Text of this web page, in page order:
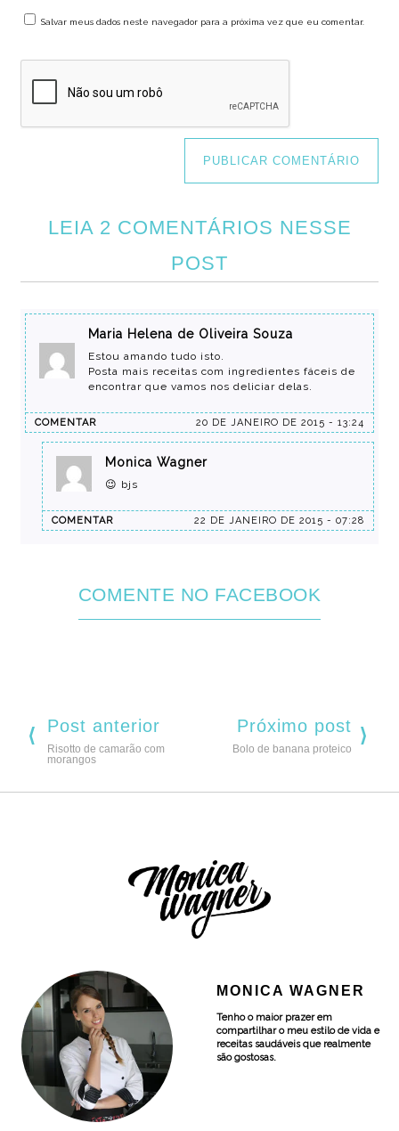
Salvar meus dados neste navegador para a próxima vez que eu comentar.
LEIA 2 COMENTÁRIOS NESSE
POST
Maria Helena de Oliveira Souza
Estou amando tudo isto.
Posta mais receitas com ingredientes fáceis de
encontrar que vamos nos deliciar delas.
20 DE JANEIRO DE 2015 - 13:24
COMENTAR
Monica Wagner
😉 bjs
22 DE JANEIRO DE 2015 - 07:28
COMENTAR
COMENTE NO FACEBOOK
Post anterior
Risotto de camarão com
morangos
Próximo post
Bolo de banana proteico
MONICA WAGNER
Tenho o maior prazer em
compartilhar o meu estilo de vida e
receitas saudáveis que realmente
são gostosas.